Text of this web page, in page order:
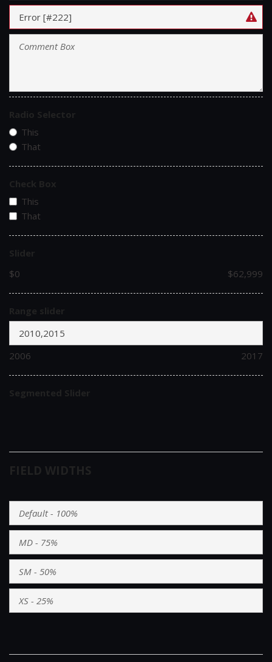
Radio Selector
This
That
Check Box
This
That
Slider
$0
$62,999
Range slider
2006 2017
Segmented Slider
FIELD WIDTHS